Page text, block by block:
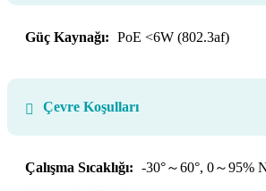
Güç Kaynağı: PoE <6W (802.3af)
Çevre Koşulları
Çalışma Sıcaklığı: -30°～60°, 0～95%